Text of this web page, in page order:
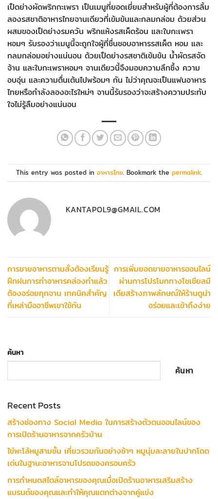
เป็ดย่างผัดพริกกะเพรา เป็นเมนูที่ยอดเยี่ยมสำหรับผู้ที่ต้องการลิ้ม
ลองรสชาติอาหารไทยจานเดียวที่เข้มข้นและกลมกล่อม ด้วยส่วน
ผสมของเป็ดย่างรมควัน พริกแห้งรสเผ็ดร้อน และใบกะเพรา
หอมๆ รับรองว่าเมนูนี้จะถูกใจผู้ที่ชื่นชอบอาหารรสเผ็ด หอม และ
กลมกล่อมอย่างแน่นอน ด้วยเป็ดย่างรสชาติเข้มข้น น้ำผัดรสจัด
จ้าน และใบกะเพราหอมๆ จานเดียวนี้จึงมอบความลึกซึ้ง ความ
อบอุ่น และความตื่นเต้นไปพร้อมๆ กัน ไม่ว่าคุณจะเป็นแฟนอาหาร
ไทยหรือกำลังลองอะไรใหม่ๆ จานนี้รับรองว่าจะสร้างความประทับ
ใจไม่รู้ลืมอย่างแน่นอน
This entry was posted in อาหารไทย. Bookmark the permalink.
KANTAPOL9@GMAIL.COM
การขายอาหารตามสั่งต้องเรียนรู้
ฝึกฝนการทำอาหารคล่องทำแล้ว
ต้องอร่อยทุกจาน เทคนิคสำคัญ
ที่เหล่ามืออาชีพเขาใช้กัน
การเพิ่มยอดขายอาหารออนไลน์
ผ่านการโปรโมททางโซเชียลมี
เดียสร้างภาพลักษณ์ให้ร้านดูน่า
อร่อยและเข้าถึงง่าย
ค้นหา
ค้นหา
Recent Posts
สร้างช่องทาง Social Media ในการสร้างตัวตนออนไลน์ของ
การเปิดร้านอาหารจากครัวบ้าน
ไข่พะโล้หมูสามชั้น เคี่ยวรวมกันอย่างช้าๆ หมูนุ่มละลายในปากโดด
เด่นในฐานะอาหารจานโปรดของครอบครัว
การกำหนดสไตล์อาหารของคุณเมื่อเปิดร้านอาหารเสริมสร้าง
แบรนด์ของคุณและทำให้คุณแตกต่างจากคู่แข่ง